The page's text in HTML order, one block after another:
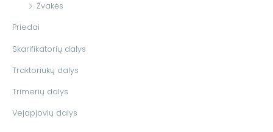
Žvakės
Priedai
Skarifikatorių dalys
Traktoriukų dalys
Trimerių dalys
Vejapjovių dalys